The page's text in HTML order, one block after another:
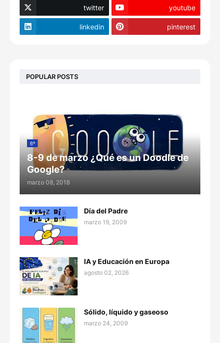
twitter youtube
linkedin pinterest
POPULAR POSTS
6º
8-9 de marzo ¿Qué es un Doodle de
Google?
marzo 08, 2018
Día del Padre
marzo 19, 2009
IA y Educación en Europa
agosto 02, 2026
Sólido, líquido y gaseoso
marzo 24, 2009